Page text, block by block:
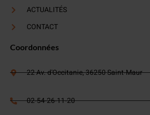
ACTUALITÉS
CONTACT
Coordonnées
22 Av. d'Occitanie, 36250 Saint-Maur
02-54-26-11-20